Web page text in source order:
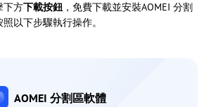
下方下載按鈕 ，免費下載並安裝AOMEI 分割
以下步驟執行操作。
AOMEI 分割區軟體